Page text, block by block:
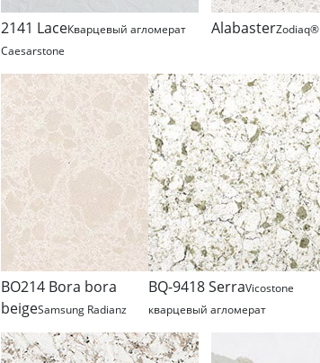
2141 LaceКварцевый агломерат
Caesarstone
AlabasterZodiaq®
BO214 Bora bora
beigeSamsung Radianz
BQ-9418 SerraVicostone
кварцевый агломерат